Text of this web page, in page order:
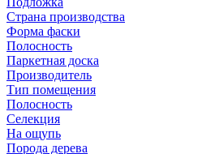
Страна производства
Форма фаски
Полосность
Паркетная доска
Производитель
Тип помещения
Полосность
Селекция
На ощупь
Порода дерева